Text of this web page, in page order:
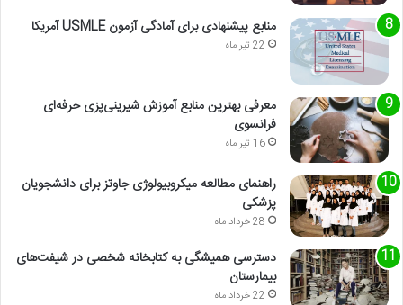
منابع پیشنهادی برای آمادگی آزمون USMLE آمریکا
22 تیر ماه
معرفی بهترین منابع آموزش شیرینی‌پزی حرفه‌ای
فرانسوی
16 تیر ماه
راهنمای مطالعه میکروبیولوژی جاوتز برای دانشجویان
پزشکی
28 خرداد ماه
دسترسی همیشگی به کتابخانه شخصی در شیفت‌های
بیمارستان
22 خرداد ماه